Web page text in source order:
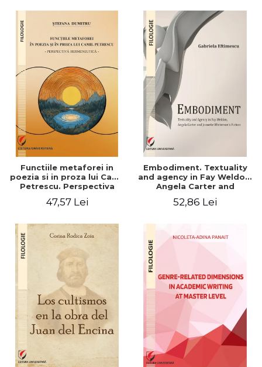
Functiile metaforei in
poezia si in proza lui Camil
Petrescu. Perspectiva
47,57 Lei
Embodiment. Textuality
and agency in Fay Weldon,
Angela Carter and
fiction
52,86 Lei